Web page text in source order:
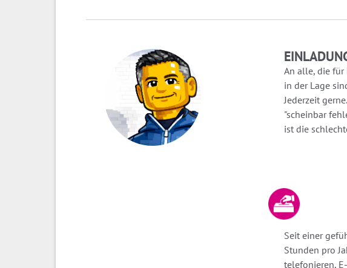
An alle, die für
in der Lage
Jederzeit
"scheinbar
ist die
Seit einer
Stunden pro
telefonieren,